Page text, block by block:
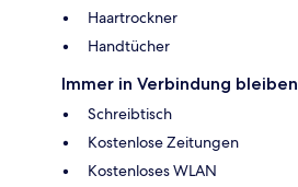
Haartrockner
Handtücher
Immer in Verbindung bleiben
Schreibtisch
Kostenlose Zeitungen
Kostenloses WLAN